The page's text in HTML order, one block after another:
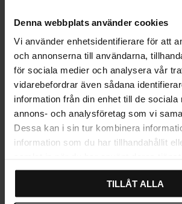
Denna webbplats använder cookies
Vi använder enhetsidentifierare för att
och annonserna till användarna,
för sociala medier och analysera vår
vidarebefordrar även sådana
information från din enhet till de sociala
annons- och analysföretag som vi
Dessa kan i sin tur kombinera
information som du har tillhandahållit
TILLÅT ALLA
Gem som favorit